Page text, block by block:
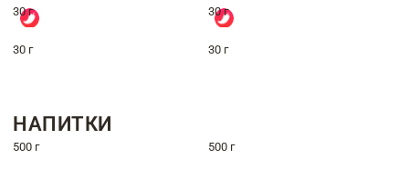
30 г 30 г
30 г 30 г
НАПИТКИ
500 г 500 г